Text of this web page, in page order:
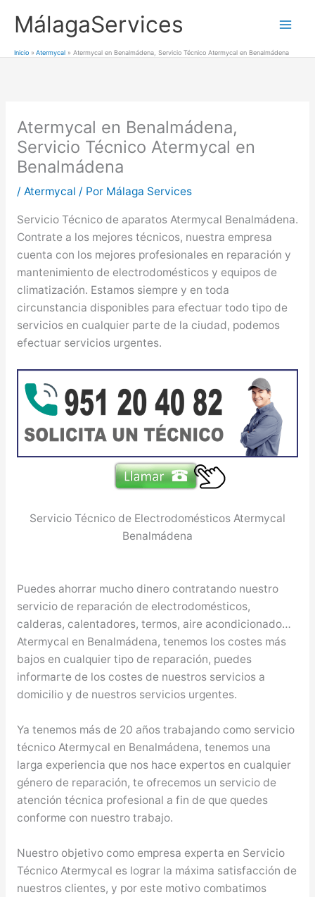
MálagaServices
Inicio Atermycal Atermycal en Benalmádena, Servicio Técnico Atermycal en Benalmádena
Atermycal en Benalmádena,
Servicio Técnico Atermycal en
Benalmádena
/ Atermycal / Por Málaga Services
Servicio Técnico de aparatos Atermycal Benalmádena.
Contrate a los mejores técnicos, nuestra empresa
cuenta con los mejores profesionales en reparación y
mantenimiento de electrodomésticos y equipos de
climatización. Estamos siempre y en toda
circunstancia disponibles para efectuar todo tipo de
servicios en cualquier parte de la ciudad, podemos
efectuar servicios urgentes.
Servicio Técnico de Electrodomésticos Atermycal
Benalmádena
Puedes ahorrar mucho dinero contratando nuestro
servicio de reparación de electrodomésticos,
calderas, calentadores, termos, aire acondicionado…
Atermycal en Benalmádena, tenemos los costes más
bajos en cualquier tipo de reparación, puedes
informarte de los costes de nuestros servicios a
domicilio y de nuestros servicios urgentes.
Ya tenemos más de 20 años trabajando como servicio
técnico Atermycal en Benalmádena, tenemos una
larga experiencia que nos hace expertos en cualquier
género de reparación, te ofrecemos un servicio de
atención técnica profesional a fin de que quedes
conforme con nuestro trabajo.
Nuestro objetivo como empresa experta en Servicio
Técnico Atermycal es lograr la máxima satisfacción de
nuestros clientes, y por este motivo combatimos